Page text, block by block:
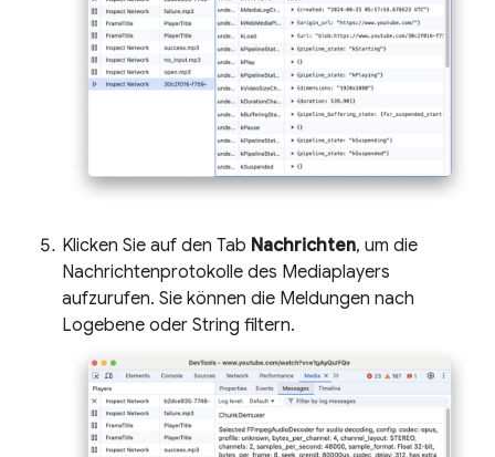
Klicken Sie auf den Tab Nachrichten, um die
Nachrichtenprotokolle des Mediaplayers
aufzurufen. Sie können die Meldungen nach
Logebene oder String filtern.